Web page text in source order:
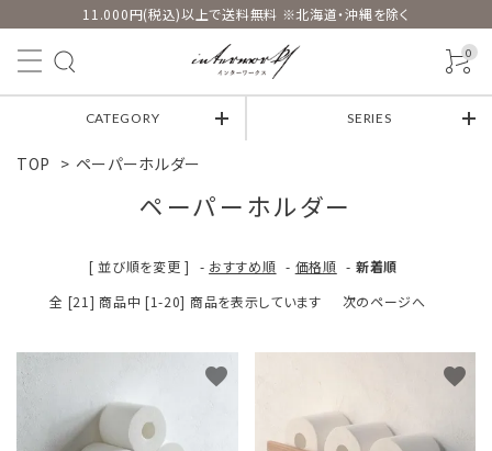
11.000円(税込)以上で送料無料 ※北海道・沖縄を除く
0
CATEGORY SERIES
TOP > ペーパーホルダー
ペーパーホルダー
[ 並び順を変更 ] - おすすめ順 - 価格順 - 新着順
全 [21] 商品中 [1-20] 商品を表示しています
次のページへ
favorite favorite